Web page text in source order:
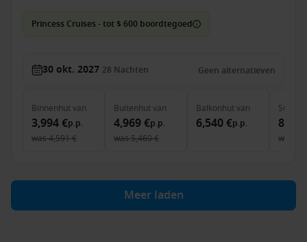
Princess Cruises - tot $ 600 boordtegoed
30 okt. 2027 28 Nachten Geen alternatieven
Binnenhutvan
3,994 €p.p.
was4,591 €
Buitenhutvan
4,969 €p.p.
was5,460 €
Balkonhutvan
6,540 €p.p.
Suite
was
Meer laden